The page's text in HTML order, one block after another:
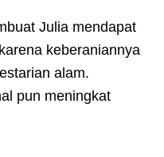
Julia mendapat
keberaniannya
alam.
pun meningkat